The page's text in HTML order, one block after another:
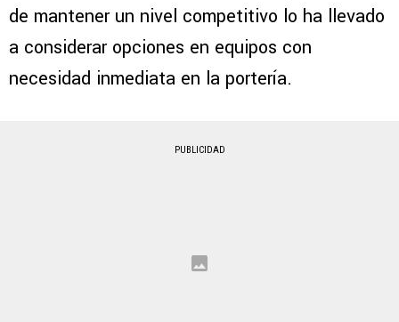
de mantener un nivel competitivo lo ha llevado
a considerar opciones en equipos con
necesidad inmediata en la portería.
PUBLICIDAD